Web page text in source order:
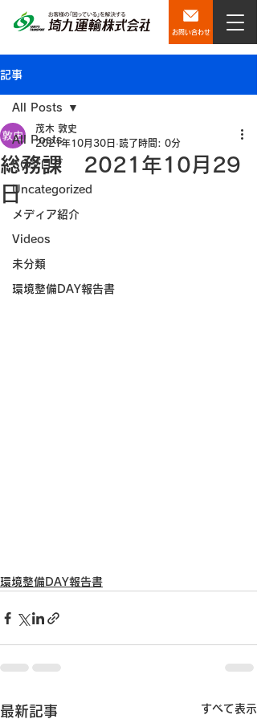
お問い合わせ
記事
All Posts
SQブログ
Uncategorized
メディア紹介
Videos
未分類
環境整備DAY報告書
All Posts
総務課 2021年10月29
日
茂木 敦史
2021年10月30日 読了時間: 0分
環境整備DAY報告書
最新記事 すべて表示